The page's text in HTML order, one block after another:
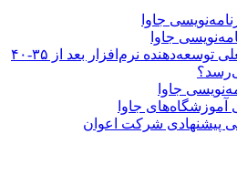
جاوا
جاوا
آیا مسیر شغلی توسعه‌دهنده نرم‌افزار بعد از ۳۵-۴۰
جاوا
جاوا
پیشنهادی شرکت اعوان